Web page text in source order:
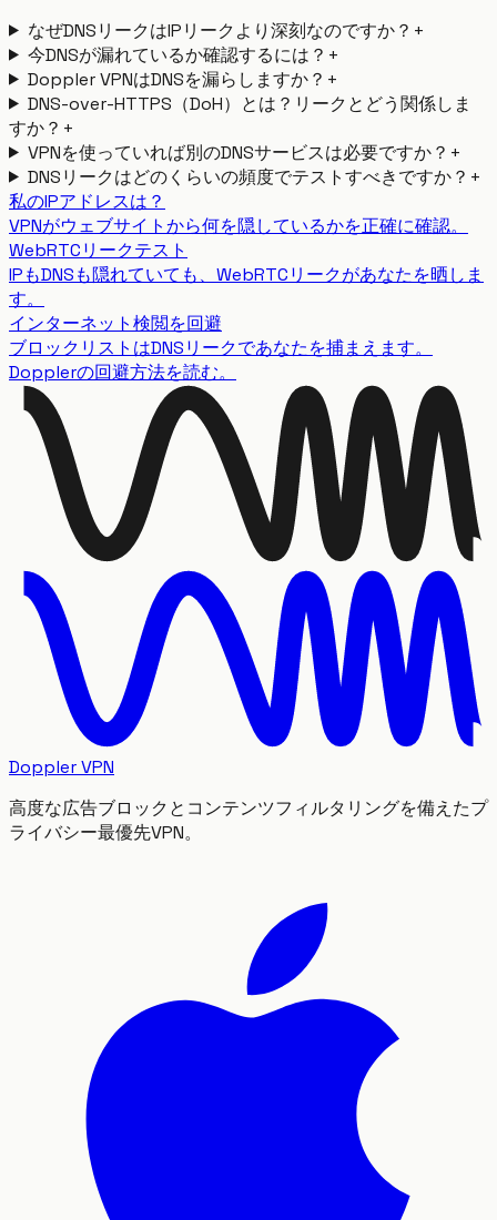
なぜDNSリークはIPリークより深刻なのですか？ +
今DNSが漏れているか確認するには？ +
Doppler VPNはDNSを漏らしますか？ +
DNS-over-HTTPS（DoH）とは？リークとどう関係しま
すか？ +
VPNを使っていれば別のDNSサービスは必要ですか？ +
DNSリークはどのくらいの頻度でテストすべきですか？ +
私のIPアドレスは？
VPNがウェブサイトから何を隠しているかを正確に確認。
WebRTCリークテスト
IPもDNSも隠れていても、WebRTCリークがあなたを晒しま
す。
インターネット検閲を回避
ブロックリストはDNSリークであなたを捕まえます。
Dopplerの回避方法を読む。
Doppler VPN
高度な広告ブロックとコンテンツフィルタリングを備えたプ
ライバシー最優先VPN。